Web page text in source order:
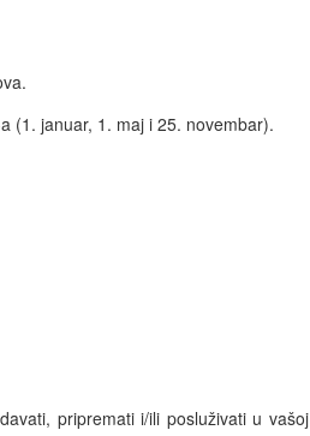
(1. januar, 1. maj i 25. novembar).
pripremati i/ili posluživati u vašoj